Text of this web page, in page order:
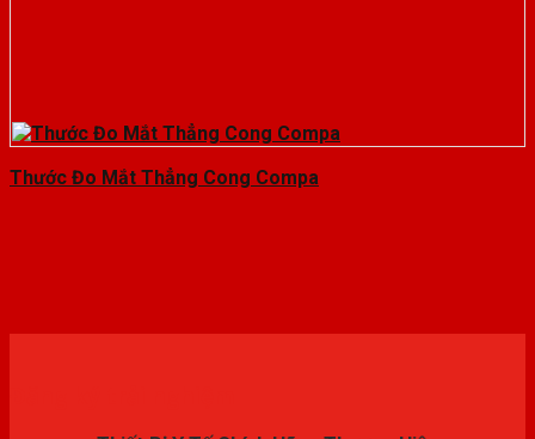
Thước Đo Mắt Thẳng Cong Compa